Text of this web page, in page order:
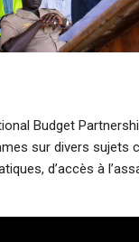
Budget
sur divers sujets
d’accès à